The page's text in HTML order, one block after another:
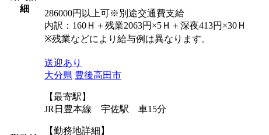
細
286000円以上可※別途交通費支給
内訳：160Ｈ＋残業2063円×5Ｈ＋深夜413円×30Ｈ
※残業などにより給与例は異なります。
送迎あり
大分県 豊後高田市
【最寄駅】
JR日豊本線 宇佐駅 車15分
【勤務地詳細】